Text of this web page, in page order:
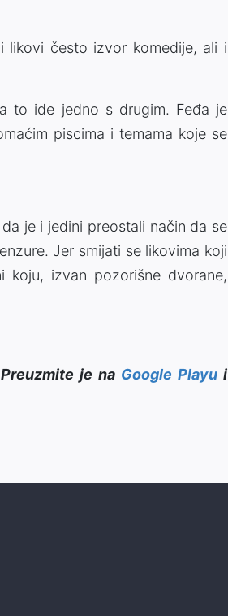
likovi često izvor komedije, ali i
to ide jedno s drugim. Feđa je
piscima i temama koje se
je i jedini preostali način da se
Jer smijati se likovima koji
koju, izvan pozorišne dvorane,
je na Google Playui